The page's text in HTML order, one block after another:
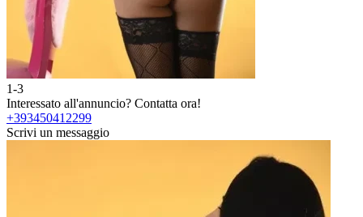
1-3
Interessato all'annuncio? Contatta ora!
+393450412299
Scrivi un messaggio